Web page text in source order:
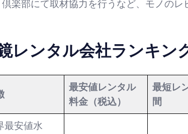
楽部にて取材協力を行うなど、モノのレ
レンタル会社ランキン
最安値レンタル
料金（税込）
最短レ
間
最安値水